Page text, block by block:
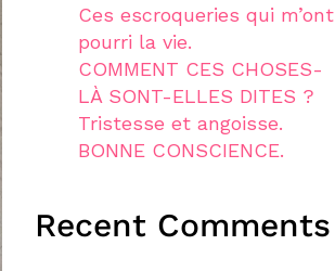
Ces escroqueries qui m’ont
pourri la vie.
COMMENT CES CHOSES-
LÀ SONT-ELLES DITES ?
Tristesse et angoisse.
BONNE CONSCIENCE.
Recent Comments